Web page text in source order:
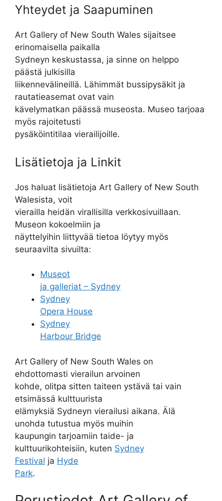
Yhteydet ja Saapuminen
Art Gallery of New South Wales sijaitsee
erinomaisella paikalla
Sydneyn keskustassa, ja sinne on helppo
päästä julkisilla
liikennevälineillä. Lähimmät bussipysäkit ja
rautatieasemat ovat vain
kävelymatkan päässä museosta. Museo tarjoaa
myös rajoitetusti
pysäköintitilaa vierailijoille.
Lisätietoja ja Linkit
Jos haluat lisätietoja Art Gallery of New South
Walesista, voit
vierailla heidän virallisilla verkkosivuillaan.
Museon kokoelmiin ja
näyttelyihin liittyvää tietoa löytyy myös
seuraavilta sivuilta:
Museot
ja galleriat – Sydney
Sydney
Opera House
Sydney
Harbour Bridge
Art Gallery of New South Wales on
ehdottomasti vierailun arvoinen
kohde, olitpa sitten taiteen ystävä tai vain
etsimässä kulttuurista
elämyksiä Sydneyn vierailusi aikana. Älä
unohda tutustua myös muihin
kaupungin tarjoamiin taide- ja
kulttuurikohteisiin, kuten Sydney
Festival ja Hyde
Park.